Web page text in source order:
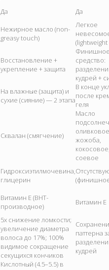
Да Да
Нежирное масло (non-
greasy touch)
Легкое
(lightweight
Восстановление +
укрепление + защита
средство:
кудрей +
На влажные (защита) и
сухие (сияние) — 2 этапа
В конце
после
геля
Сквалан (смягчение)
Масло
жожоба,
соевое
Гидроксиэтилмочевина,
глицерин
Витамин Е (BHT-
производное)
Витамин Е
5x снижение ломкости;
увеличение диаметра
волоса до 17%; 100%
видимое сокращение
секущихся кончиков
паттерна
кудрей
Кислотный (4.5–5.5) в